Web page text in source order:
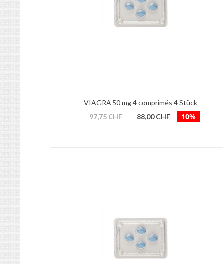
VIAGRA 50 mg 4 comprimés 4 Stück
97,75 CHF
88,00 CHF 10%